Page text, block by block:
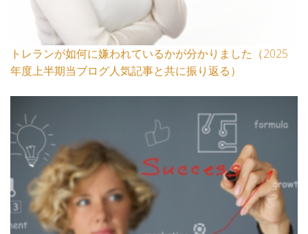
トレランが如何に嫌われているかが分かりました（2025
年度上半期当ブログ人気記事と共に振り返る）